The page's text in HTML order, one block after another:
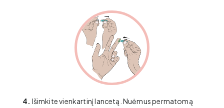
4. Išimkite vienkartinį lancetą. Nuėmus permatomą